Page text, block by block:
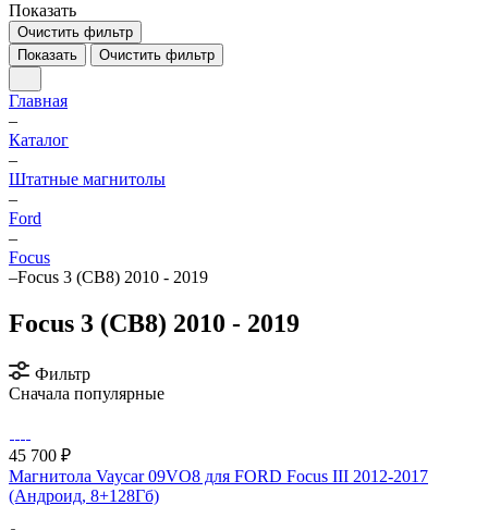
Показать
Очистить фильтр
Показать
Очистить фильтр
Главная
–
Каталог
–
Штатные магнитолы
–
Ford
–
Focus
–Focus 3 (CB8) 2010 - 2019
Focus 3 (CB8) 2010 - 2019
Фильтр
Сначала популярные
45 700 ₽
Магнитола Vaycar 09VO8 для FORD Focus III 2012-2017
(Андроид, 8+128Гб)